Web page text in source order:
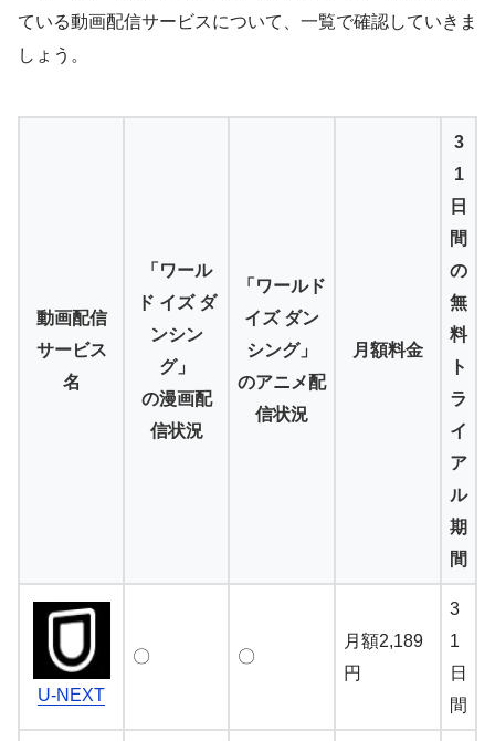
ている動画配信サービスについて、一覧で確認していきま
しょう。
動画配信
サービス
名
「ワール
ド イズ ダ
ンシン
グ」
の漫画配
信状況
「ワールド
イズ ダン
シング」
のアニメ配
信状況
月額料金
3
1
日
間
の
無
料
ト
ラ
イ
ア
ル
期
間
U-NEXT
〇 〇
月額2,189
円
3
1
日
間